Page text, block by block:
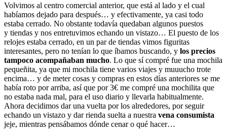
Volvimos al centro comercial anterior, que está al lado y el cual
habíamos dejado para después… y efectivamente, ya casi todo
estaba cerrado. No obstante todavía quedaban algunos puestos
y tiendas y nos entretuvimos echando un vistazo… El puesto de los
relojes estaba cerrado, en un par de tiendas vimos figuritas
interesantes, pero no tenían lo que íbamos buscando, y los precios
tampoco acompañaban mucho. Lo que sí compré fue una mochila
pequeñita, ya que mi mochila tiene varios viajes y muuucho trote
encima… y de meter cosas y compras en estos días anteriores se me
había roto por arriba, así que por 3€ me compré una mochilita que
no estaba nada mal, para el uso diario y llevarla habitualmente.
Ahora decidimos dar una vuelta por los alrededores, por seguir
echando un vistazo y dar rienda suelta a nuestra vena consumista
jeje, mientras pensábamos dónde cenar o qué hacer…